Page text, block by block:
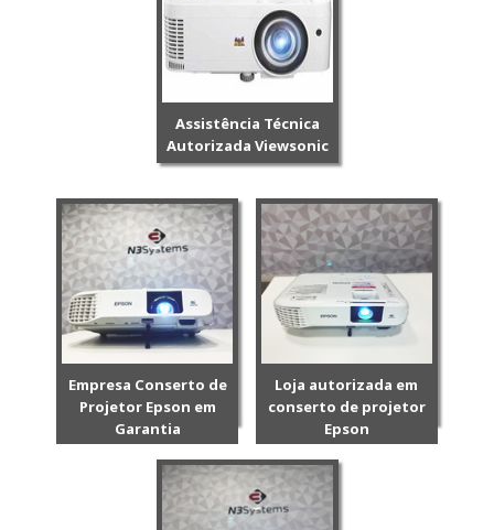
Assistência Técnica
Autorizada Viewsonic
Empresa Conserto de
Projetor Epson em
Garantia
Loja autorizada em
conserto de projetor
Epson